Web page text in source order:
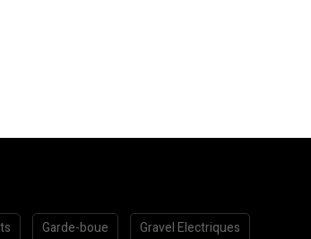
Garde-boue Gravel Electriques